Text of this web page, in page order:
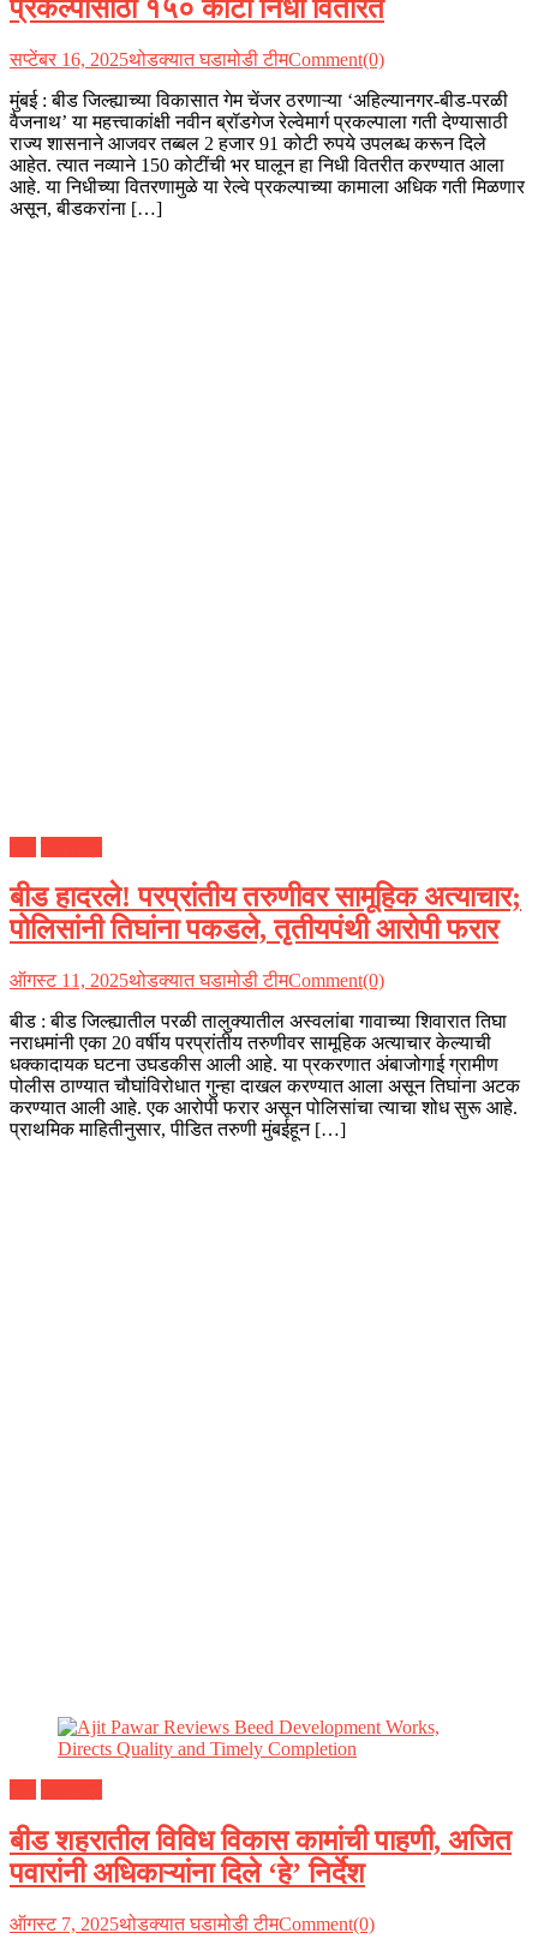
प्रकल्पासाठी १५० कोटी निधी वितरित
सप्टेंबर 16, 2025थोडक्यात घडामोडी टीमComment(0)
मुंबई : बीड जिल्ह्याच्या विकासात गेम चेंजर ठरणाऱ्या ‘अहिल्यानगर-बीड-परळी
वैजनाथ’ या महत्त्वाकांक्षी नवीन ब्रॉडगेज रेल्वेमार्ग प्रकल्पाला गती देण्यासाठी
राज्य शासनाने आजवर तब्बल 2 हजार 91 कोटी रुपये उपलब्ध करून दिले
आहेत. त्यात नव्याने 150 कोटींची भर घालून हा निधी वितरीत करण्यात आला
आहे. या निधीच्या वितरणामुळे या रेल्वे प्रकल्पाच्या कामाला अधिक गती मिळणार
असून, बीडकरांना […]
बीड हादरले! परप्रांतीय तरुणीवर सामूहिक अत्याचार;
पोलिसांनी तिघांना पकडले, तृतीयपंथी आरोपी फरार
ऑगस्ट 11, 2025थोडक्यात घडामोडी टीमComment(0)
बीड : बीड जिल्ह्यातील परळी तालुक्यातील अस्वलांबा गावाच्या शिवारात तिघा
नराधमांनी एका 20 वर्षीय परप्रांतीय तरुणीवर सामूहिक अत्याचार केल्याची
धक्कादायक घटना उघडकीस आली आहे. या प्रकरणात अंबाजोगाई ग्रामीण
पोलीस ठाण्यात चौघांविरोधात गुन्हा दाखल करण्यात आला असून तिघांना अटक
करण्यात आली आहे. एक आरोपी फरार असून पोलिसांचा त्याचा शोध सुरू आहे.
प्राथमिक माहितीनुसार, पीडित तरुणी मुंबईहून […]
बीड शहरातील विविध विकास कामांची पाहणी, अजित
पवारांनी अधिकाऱ्यांना दिले ‘हे’ निर्देश
ऑगस्ट 7, 2025थोडक्यात घडामोडी टीमComment(0)